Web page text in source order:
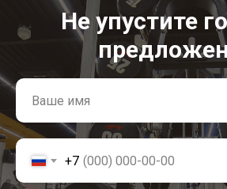
Не упустите
+7